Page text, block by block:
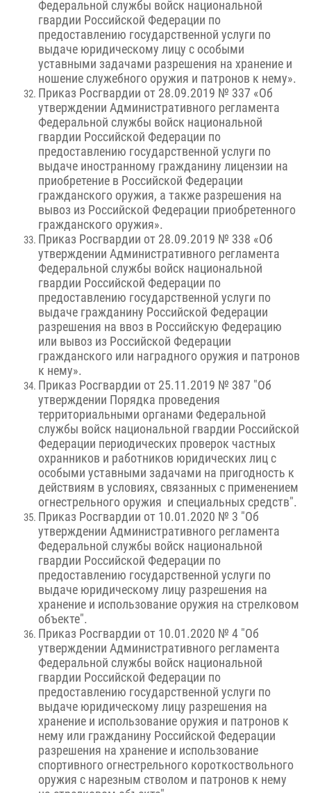
Федеральной службы войск национальной
гвардии Российской Федерации по
предоставлению государственной услуги по
выдаче юридическому лицу с особыми
уставными задачами разрешения на хранение и
ношение служебного оружия и патронов к нему».
Приказ Росгвардии от 28.09.2019 № 337 «Об
утверждении Административного регламента
Федеральной службы войск национальной
гвардии Российской Федерации по
предоставлению государственной услуги по
выдаче иностранному гражданину лицензии на
приобретение в Российской Федерации
гражданского оружия, а также разрешения на
вывоз из Российской Федерации приобретенного
гражданского оружия».
Приказ Росгвардии от 28.09.2019 № 338 «Об
утверждении Административного регламента
Федеральной службы войск национальной
гвардии Российской Федерации по
предоставлению государственной услуги по
выдаче гражданину Российской Федерации
разрешения на ввоз в Российскую Федерацию
или вывоз из Российской Федерации
гражданского или наградного оружия и патронов
к нему».
Приказ Росгвардии от 25.11.2019 № 387 "Об
утверждении Порядка проведения
территориальными органами Федеральной
службы войск национальной гвардии Российской
Федерации периодических проверок частных
охранников и работников юридических лиц с
особыми уставными задачами на пригодность к
действиям в условиях, связанных с применением
огнестрельного оружия и специальных средств".
Приказ Росгвардии от 10.01.2020 № 3 "Об
утверждении Административного регламента
Федеральной службы войск национальной
гвардии Российской Федерации по
предоставлению государственной услуги по
выдаче юридическому лицу разрешения на
хранение и использование оружия на стрелковом
объекте".
Приказ Росгвардии от 10.01.2020 № 4 "Об
утверждении Административного регламента
Федеральной службы войск национальной
гвардии Российской Федерации по
предоставлению государственной услуги по
выдаче юридическому лицу разрешения на
хранение и использование оружия и патронов к
нему или гражданину Российской Федерации
разрешения на хранение и использование
спортивного огнестрельного короткоствольного
оружия с нарезным стволом и патронов к нему